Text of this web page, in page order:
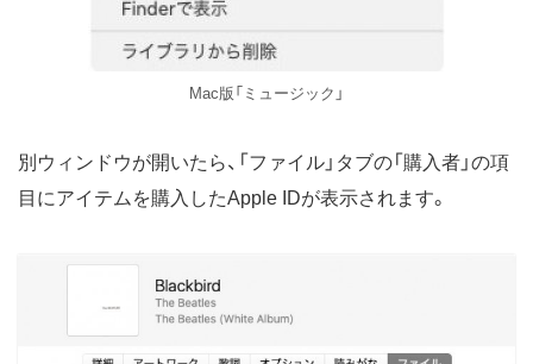
Mac版「ミュージック」
別ウィンドウが開いたら、「ファイル」タブの「購入者」の項
目にアイテムを購入したApple IDが表示されます。